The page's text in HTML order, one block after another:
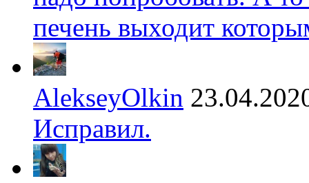
печень выходит
AlekseyOlkin
Исправил.